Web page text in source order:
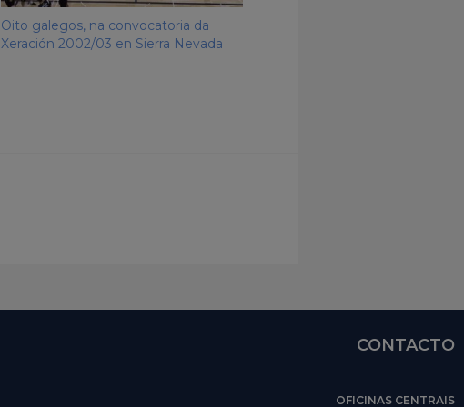
Oito galegos, na convocatoria da
Xeración 2002/03 en Sierra Nevada
CONTACTO
OFICINAS CENTRAIS